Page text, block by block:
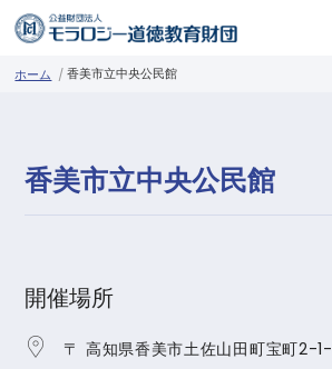
ホーム 香美市立中央公民館
香美市立中央公民館
開催場所
〒 高知県香美市土佐山田町宝町2-